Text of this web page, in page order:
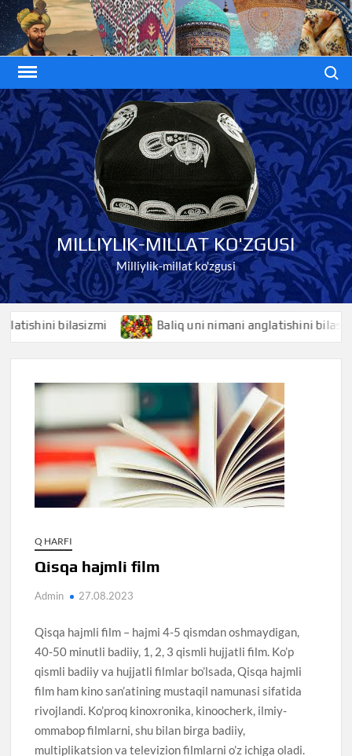
Skip
to
content
MILLIYLIK-MILLAT KO'ZGUSI
Milliylik-millat ko'zgusi
bilasizmi Baliq uni nimani anglatishini bilasizmi
Q HARFI
Qisqa hajmli film
Admin 27.08.2023
Qisqa hajmli film – hajmi 4-5 qismdan oshmaydigan,
40-50 minutli badiiy, 1, 2, 3 qismli hujjatli film. Ko’p
qismli badiiy va hujjatli filmlar bo’lsada, Qisqa hajmli
film ham kino san’atining mustaqil namunasi sifatida
rivojlandi. Ko’proq kinoxronika, kinoocherk, ilmiy-
ommabop filmlarni, shu bilan birga badiiy,
multiplikatsion va televizion filmlarni o’z ichiga oladi.